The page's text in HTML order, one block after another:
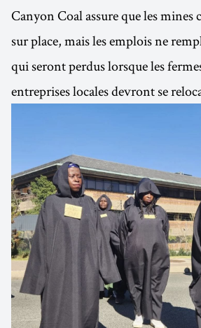
Canyon Coal assure que les
sur place, mais les emplois ne
qui seront perdus lorsque les
entreprises locales devront se